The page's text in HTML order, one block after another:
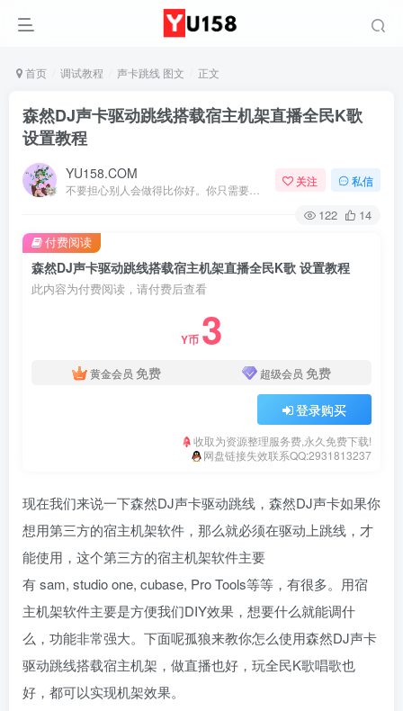
首页 调试教程 声卡跳线 图文 正文
森然DJ声卡驱动跳线搭载宿主机架直播全民K歌
设置教程
YU158.COM 关注 私信
122 14
森然DJ声卡驱动跳线搭载宿主机架直播全民K歌 设置教程
此内容为付费阅读，请付费后查看
Y币 3
黄金会员 免费 超级会员 免费
登录购买
收取为资源整理服务费,永久免费下载!
网盘链接失效联系QQ:2931813237
付费阅读
现在我们来说一下森然DJ声卡驱动跳线，森然DJ声卡如果你
想用第三方的宿主机架软件，那么就必须在驱动上跳线，才
能使用，这个第三方的宿主机架软件主要
有 sam, studio one, cubase, Pro Tools等等，有很多。用宿
主机架软件主要是方便我们DIY效果，想要什么就能调什
么，功能非常强大。下面呢孤狼来教你怎么使用森然DJ声卡
驱动跳线搭载宿主机架，做直播也好，玩全民K歌唱歌也
好，都可以实现机架效果。